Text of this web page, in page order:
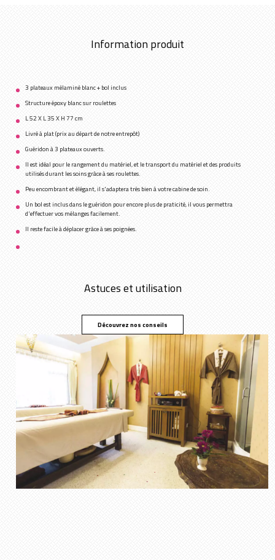
Information produit
3 plateaux mélaminé blanc + bol inclus
Structure époxy blanc sur roulettes
L 52 X L 35 X H 77 cm
Livré à plat (prix au départ de notre entrepôt)
Guéridon à 3 plateaux ouverts.
Il est idéal pour le rangement du matériel, et le transport du matériel et des produits
utilisés durant les soins grâce à ses roulettes.
Peu encombrant et élégant, il s'adaptera très bien à votre cabine de soin.
Un bol est inclus dans le guéridon pour encore plus de praticité, il vous permettra
d'effectuer vos mélanges facilement.
Il reste facile à déplacer grâce à ses poignées.
Astuces et utilisation
Découvrez nos conseils